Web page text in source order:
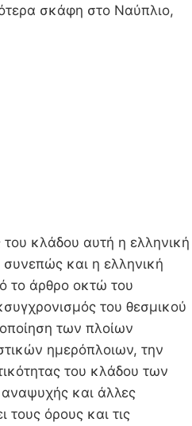
σκάφη στο Ναύπλιο,
κλάδου αυτή η ελληνική
συνεπώς και η ελληνική
το άρθρο οκτώ του
του θεσμικού
των πλοίων
ημερόπλοιων, την
του κλάδου των
και άλλες
τους όρους και τις